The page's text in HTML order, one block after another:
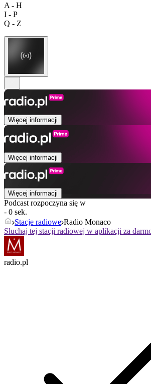
A - H
I - P
Q - Z
Więcej informacji
Więcej informacji
Więcej informacji
Podcast rozpoczyna się w
- 0 sek.
Stacje radiowe Radio Monaco
Słuchaj tej stacji radiowej w aplikacji za
radio.pl